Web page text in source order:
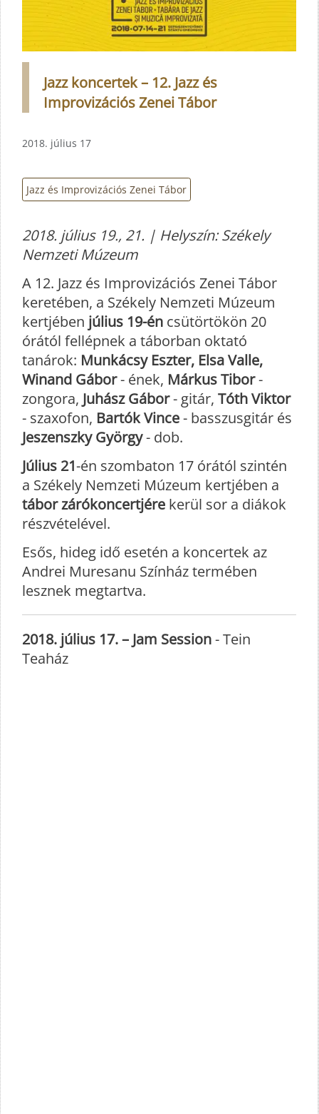
Jazz koncertek – 12. Jazz és
Improvizációs Zenei Tábor
2018. július 17
Jazz és Improvizációs Zenei Tábor
2018. július 19., 21. | Helyszín: Székely
Nemzeti Múzeum
A 12. Jazz és Improvizációs Zenei Tábor
keretében, a Székely Nemzeti Múzeum
kertjében július 19-én csütörtökön 20
órától fellépnek a táborban oktató
tanárok: Munkácsy Eszter, Elsa Valle,
Winand Gábor- ének, Márkus Tibor-
zongora, Juhász Gábor- gitár, Tóth Viktor
- szaxofon, Bartók Vince- basszusgitár és
Jeszenszky György- dob.
Július 21-én szombaton 17 órától szintén
a Székely Nemzeti Múzeum kertjében a
tábor zárókoncertjére kerül sor a diákok
részvételével.
Esős, hideg idő esetén a koncertek az
Andrei Muresanu Színház termében
lesznek megtartva.
2018. július 17. – Jam Session- Tein
Teaház